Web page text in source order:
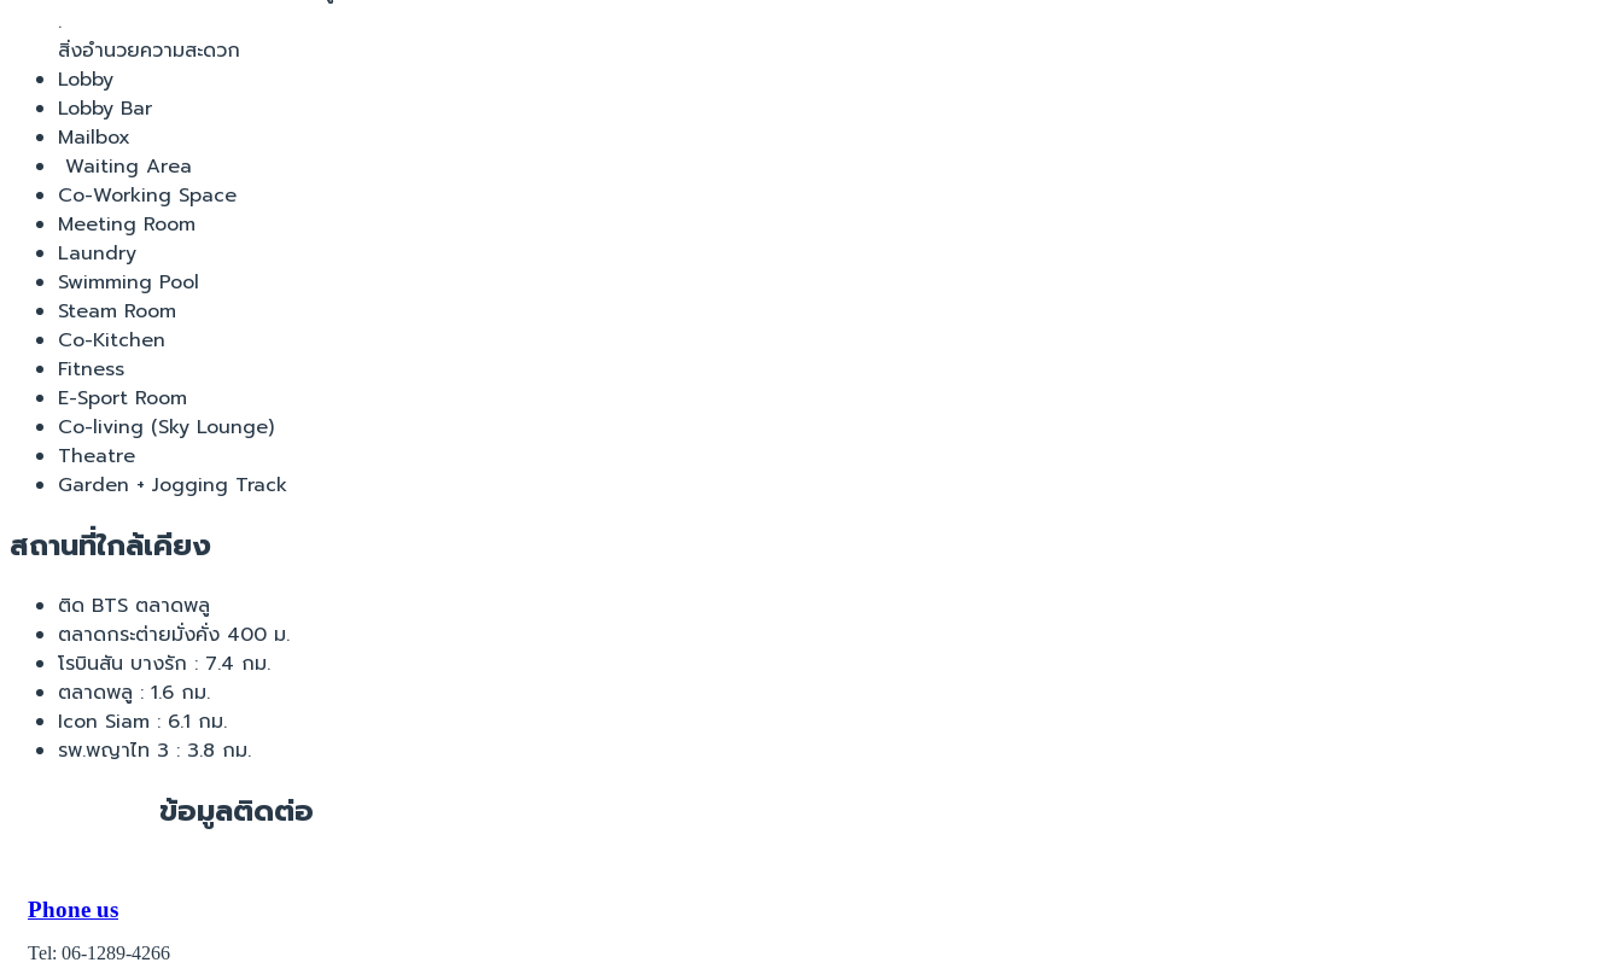
.
สิ่งอำนวยความสะดวก
Lobby
Lobby Bar
Mailbox
Waiting Area
Co-Working Space
Meeting Room
Laundry
Swimming Pool
Steam Room
Co-Kitchen
Fitness
E-Sport Room
Co-living (Sky Lounge)
Theatre
Garden + Jogging Track
สถานที่ใกล้เคียง
ติด BTS ตลาดพลู
ตลาดกระต่ายมั่งคั่ง 400 ม.
โรบินสัน บางรัก : 7.4 กม.
ตลาดพลู : 1.6 กม.
Icon Siam : 6.1 กม.
รพ.พญาไท 3 : 3.8 กม.
ข้อมูลติดต่อ
Phone us
Tel: 06-1289-4266